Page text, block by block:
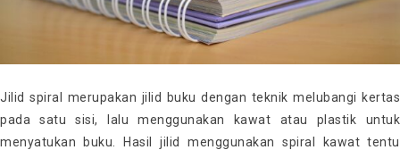
Jilid spiral merupakan jilid buku dengan teknik melubangi kertas
pada satu sisi, lalu menggunakan kawat atau plastik untuk
menyatukan buku. Hasil jilid menggunakan spiral kawat tentu